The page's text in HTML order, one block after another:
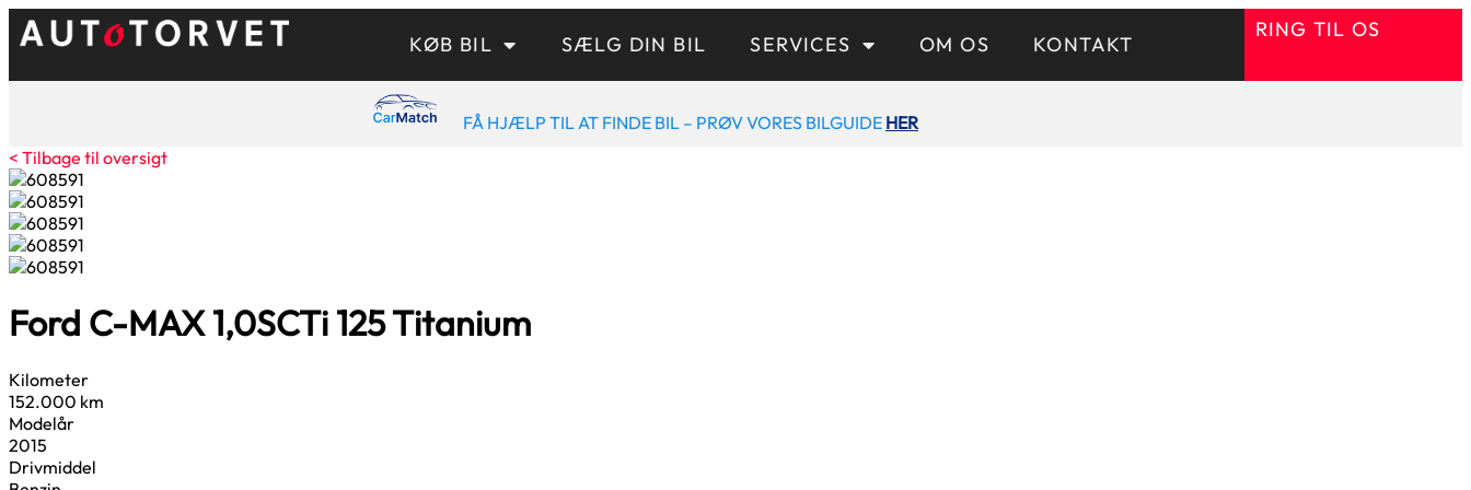
KØB BIL SÆLG DIN BIL SERVICES OM OS KONTAKT
RING TIL OS
FÅ HJÆLP TIL AT FINDE BIL – PRØV VORES BILGUIDE HER
< Tilbage til oversigt
Ford C-MAX1,0SCTi 125 Titanium
Kilometer
152.000 km
Modelår
2015
Drivmiddel